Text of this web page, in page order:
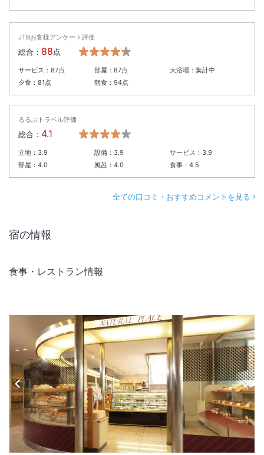
JTBお客様アンケート評価
総合： 88点
サービス： 87点 部屋： 87点 大浴場：集計中
夕食： 81点 朝食： 94点
るるぶトラベル評価
総合： 4.1
立地： 3.9 設備： 3.9 サービス： 3.9
部屋： 4.0 風呂： 4.0 食事：4.5
全ての口コミ・おすすめコメントを見る
宿の情報
食事・レストラン情報